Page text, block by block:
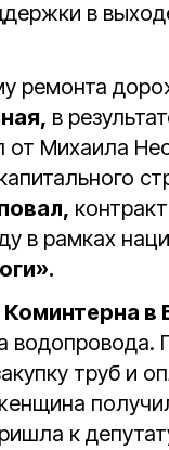
в
ремонта
в
Михаила
в рамках
в
водопровода.
труб и
к